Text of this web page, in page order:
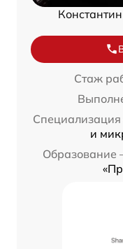
Стаж
Специализация
и
Образование